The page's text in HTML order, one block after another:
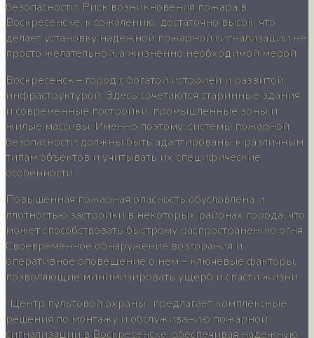
безопасности. Риск возникновения пожара в
Воскресенске, к сожалению, достаточно высок, что
делает установку надежной пожарной сигнализации не
просто желательной, а жизненно необходимой мерой.
Воскресенск – город с богатой историей и развитой
инфраструктурой. Здесь сочетаются старинные здания
и современные постройки, промышленные зоны и
жилые массивы. Именно поэтому, системы пожарной
безопасности должны быть адаптированы к различным
типам объектов и учитывать их специфические
особенности.
Повышенная пожарная опасность обусловлена и
плотностью застройки в некоторых районах города, что
может способствовать быстрому распространению огня.
Своевременное обнаружение возгорания и
оперативное оповещение о нем – ключевые факторы,
позволяющие минимизировать ущерб и спасти жизни.
“Центр пультовой охраны” предлагает комплексные
решения по монтажу и обслуживанию пожарной
сигнализации в Воскресенске, обеспечивая надежную